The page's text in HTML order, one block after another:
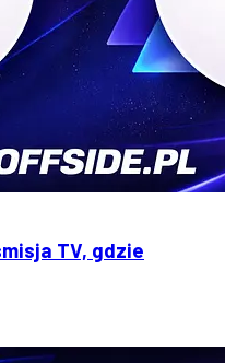
TV, gdzie